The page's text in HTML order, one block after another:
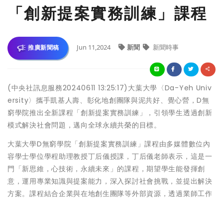
「創新提案實務訓練」課程
推廣新聞稿 Jun 11,2024 新聞 新聞時事
(中央社訊息服務20240611 13:25:17)大葉大學〈Da-Yeh Univ
ersity〉攜手凱基人壽、彰化地創團隊與泥共好、覺心營，D無
窮學院推出全新課程「創新提案實務訓練」，引領學生透過創新
模式解決社會問題，邁向全球永續共榮的目標。
大葉大學D無窮學院「創新提案實務訓練」課程由多媒體數位內
容學士學位學程助理教授丁后儀授課，丁后儀老師表示，這是一
門「新思維，心技術，永續未來」的課程，期望學生能發揮創
意，運用專業知識與提案能力，深入探討社會挑戰，並提出解決
方案。課程結合企業與在地創生團隊等外部資源，透過業師工作